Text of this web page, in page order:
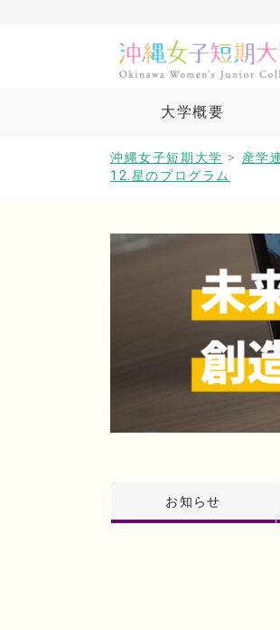
大学概要
沖縄女子短期大学 > 産学
12.星のプログラム
お知らせ